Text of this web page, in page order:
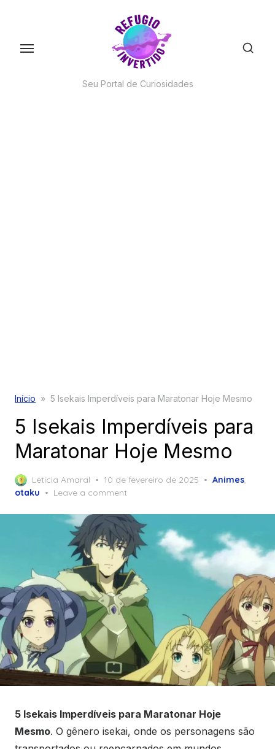
Seu Portal de Curiosidades
Início » 5 Isekais Imperdíveis para Maratonar Hoje Mesmo
5 Isekais Imperdíveis para
Maratonar Hoje Mesmo
Leticia Amaral
Posted
on
10 de fevereiro de 2025 Animes,
otaku
Leave a comment
5 Isekais Imperdíveis para Maratonar Hoje
Mesmo. O gênero isekai, onde os personagens são